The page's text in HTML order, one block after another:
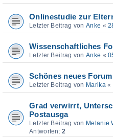
Onlinestudie zur
Letzter Beitrag von Anke «
Wissenschaftliches
Letzter Beitrag von Anke «
Schönes neues Forum
Letzter Beitrag von Marika «
Grad verwirrt,
Postausga
Letzter Beitrag von Melanie
Antworten:2